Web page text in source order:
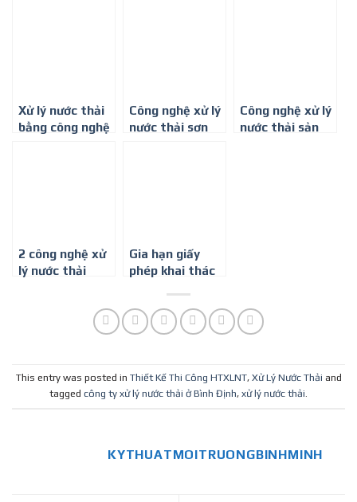
Xử lý nước thải
bằng công nghệ
Công nghệ xử lý
nước thải sơn
Công nghệ xử lý
nước thải sản
2 công nghệ xử
lý nước thải
Gia hạn giấy
phép khai thác
trường Bình
Minh
This entry was posted in Thiết Kế Thi Công HTXLNT, Xử Lý Nước Thải and
tagged công ty xử lý nước thải ở Bình Định, xử lý nước thải.
KYTHUATMOITRUONGBINHMINH